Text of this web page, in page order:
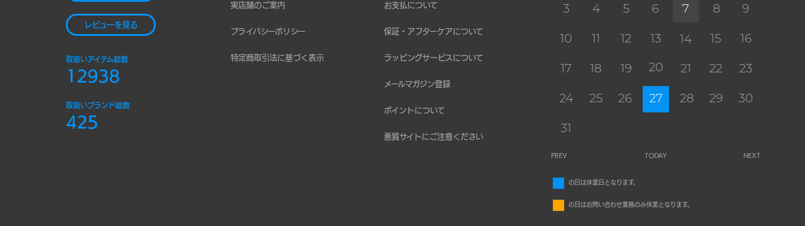
レビューを見る
取扱いアイテム総数
12938
取扱いブランド総数
425
実店舗のご案内
プライバシーポリシー
特定商取引法に基づく表示
お支払について
保証・アフターケアについて
ラッピングサービスについて
メールマガジン登録
ポイントについて
悪質サイトにご注意ください
3 4 5 6 7 8 9
10 12 13 14 15 16
17 18 19 20 21 22 23
24 25 26 27 28 29 30
31
PREV TODAY NEXT
の日は休業日となります。
の日はお問い合わせ業務のみ休業となります。